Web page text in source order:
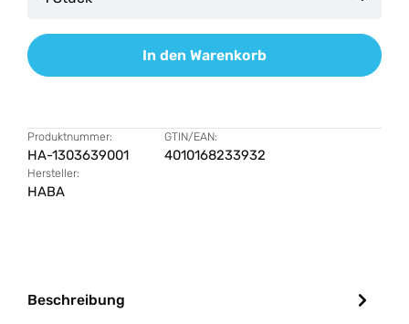
In den Warenkorb
Produktnummer:
HA-1303639001
GTIN/EAN:
4010168233932
Hersteller:
HABA
Beschreibung